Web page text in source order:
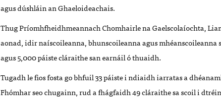
agus dúshláin an Ghaeloideachais.
Thug Príomhfheidhmeannach Chomhairle na Gaelscolaíochta,
aonad, idir naíscoileanna, bhunscoileanna agus mhéanscoileanna
agus 5,000 páiste cláraithe san earnáil ó thuaidh.
Tugadh le fios fosta go bhfuil 33 páiste i ndiaidh iarratas a
Fhómhar seo chugainn, rud a fhágfaidh 49 cláraithe sa scoil i